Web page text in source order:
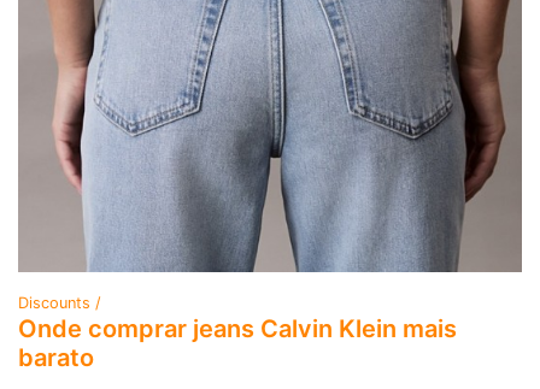
Discounts /
Onde comprar jeans Calvin Klein mais
barato